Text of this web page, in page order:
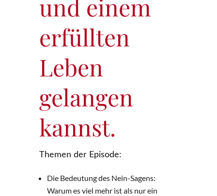
und einem
erfüllten
Leben
gelangen
kannst.
Themen der Episode:
Die Bedeutung des Nein-Sagens:
Warum es viel mehr ist als nur ein